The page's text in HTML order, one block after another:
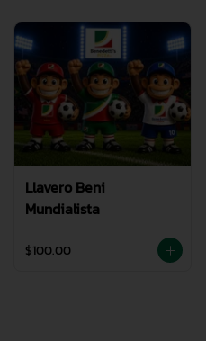
Llavero Beni
Mundialista
$100.00